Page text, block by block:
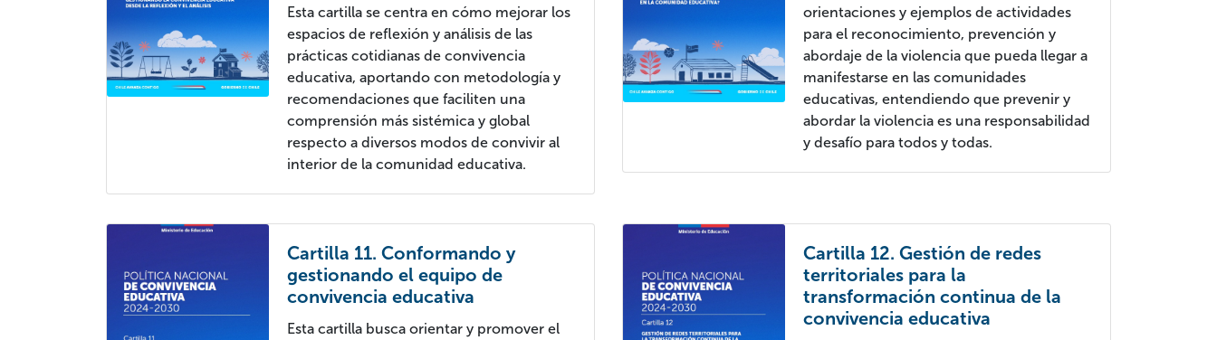
Esta cartilla se centra en cómo mejorar los
espacios de reflexión y análisis de las
prácticas cotidianas de convivencia
educativa, aportando con metodología y
recomendaciones que faciliten una
comprensión más sistémica y global
respecto a diversos modos de convivir al
interior de la comunidad educativa.
orientaciones y ejemplos de actividades
para el reconocimiento, prevención y
abordaje de la violencia que pueda llegar a
manifestarse en las comunidades
educativas, entendiendo que prevenir y
abordar la violencia es una responsabilidad
y desafío para todos y todas.
Cartilla 11. Conformando y
gestionando el equipo de
convivencia educativa
Esta cartilla busca orientar y promover el
Cartilla 12. Gestión de redes
territoriales para la
transformación continua de la
convivencia educativa